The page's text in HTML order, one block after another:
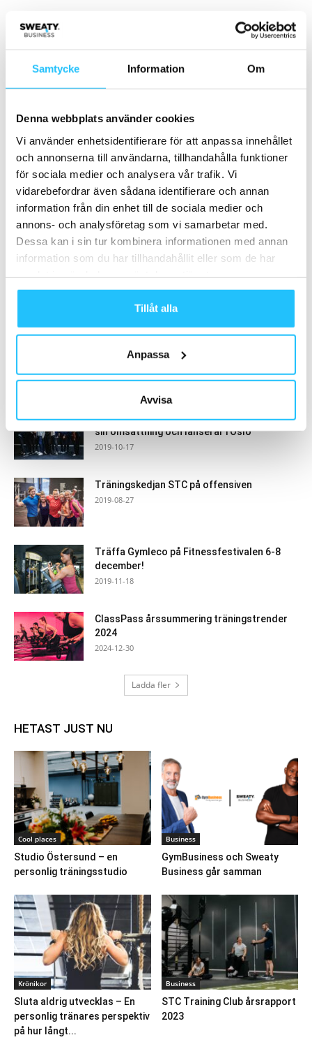
Samtycke Information Om
Denna webbplats använder cookies
Vi använder enhetsidentifierare för att anpassa innehållet
och annonserna till användarna, tillhandahålla funktioner
för sociala medier och analysera vår trafik. Vi
vidarebefordrar även sådana identifierare och annan
information från din enhet till de sociala medier och
annons- och analysföretag som vi samarbetar med.
Dessa kan i sin tur kombinera informationen med annan
information som du har tillhandahållit eller som de har
Tillåt alla
Anpassa
Avvisa
Relaterade artiklar Mer av samma författare
Pep-rapporten 2023: ”Endast två av
Hälsa
Sweaty Business podcast #97
Hälsa
Nya parker i Göteborg ska peppa till
mer rörelse bland socioekonomiskt
utsatta
- Annons -
Träningsappen Bruce expanderar – dubblar
sin omsättning och lanserar i Oslo
2019-10-17
Träningskedjan STC på offensiven
2019-08-27
Träffa Gymleco på Fitnessfestivalen 6-8
december!
2019-11-18
ClassPass årssummering träningstrender
2024
2024-12-30
Ladda fler
HETAST JUST NU
Cool places
Studio Östersund – en
personlig träningsstudio
Business
GymBusiness och Sweaty
Business går samman
Krönikor
Sluta aldrig utvecklas – En
personlig tränares perspektiv
på hur långt...
Business
STC Training Club årsrapport
2023